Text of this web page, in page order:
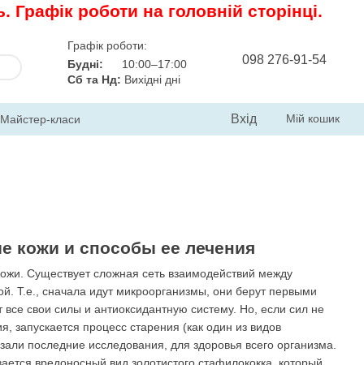
роботи на головній сторінці.
Графік роботи:
Будні:
10:00–17:00
Сб та Нд: Вихідні дні
098 276-91-54
Майстер-класи Вхід Мій кошик
кожи и способы ее лечения
Существует сложная сеть взаимодействий между
Т.е., сначала идут микроорганизмы, они берут первыми
свои силы и антиоксидантную систему. Но, если сил не
запускается процесс старения (как один из видов
последние исследования, для здоровья всего организма.